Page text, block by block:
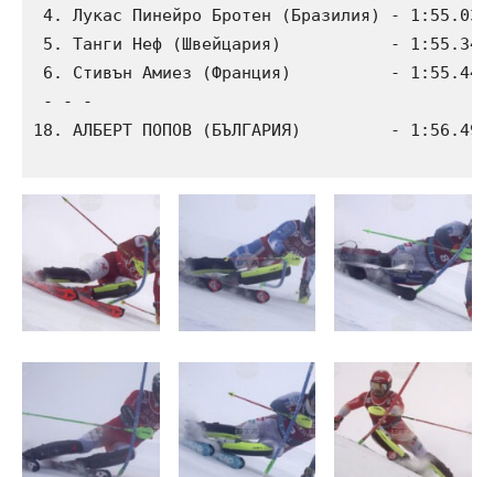
4. Лукас Пинейро Бротен (Бразилия) -
5. Танги Неф (Швейцария)  	    - 1:55.34 (1:00.15 и 55.19)
6. Стивън Амиез (Франция)          - 1:55.44
- - -
18. АЛБЕРТ ПОПОВ (БЪЛГАРИЯ) 	    - 1:56.49 (1:00.78 и 55.71)